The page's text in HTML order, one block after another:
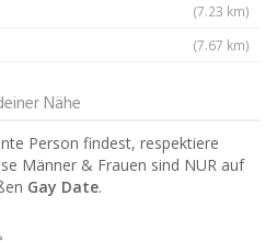
(7.23 km)
(7.67 km)
Nähe
Person findest, respektiere
Männer & Frauen sind NUR auf
Gay Date.